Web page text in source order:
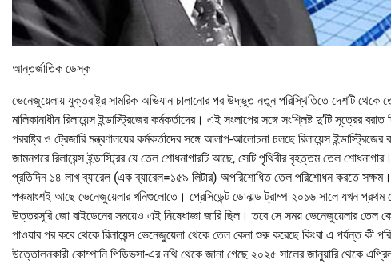
আন্তর্জাতিক ডেস্ক
ভেনেজুয়েলায় যুক্তরাষ্ট্র সামরিক অভিযান চালানোর পর উদ্ভুত নতুন পরিস্থিতিতে দেশটি থেকে
মালিকানাধীন রিলায়েন্স ইন্ডাস্ট্রিজের কর্মকর্তাদের। এই সংলাপের সঙ্গে সংশ্লিষ্ট দু’টি সূত্রের
পররাষ্ট্র ও ট্রেজারি মন্ত্রণালয়ের কর্মকর্তাদের সঙ্গে আলাপ-আলোচনা চলছে রিলায়েন্স
জামনগরে রিলায়েন্স ইন্ডাস্ট্রির যে তেল শোধনাগারটি আছে, সেটি পৃথিবীর বৃহত্তম তেল
প্রতিদিন ১৪ লাখ ব্যারেল (এক ব্যারেল=১৫৯ লিটার) অপরিশোধিত তেল পরিশোধন করতে
পঞ্চমাংশই আছে ভেনেজুয়েলার খনিগুলোতে। প্রেসিডেন্ট ডোনাল্ড ট্রাম্প ২০১৬ সালে যখন প্রথম
উত্তরসূরি জো বাইডেনের সময়েও এই নিষেধাজ্ঞা জারি ছিল। তবে সে সময় ভেনেজুয়েলার তেল
পাওয়ার পর কবে থেকে রিলায়েন্স ভেনেজুয়েলা থেকে তেল কেনা শুরু করেছে কিংবা এ পর্যন্ত কী
উত্তোলনকারী কোম্পানি পিডিভসা-এর নথি থেকে জানা গেছে ২০২৫ সালের জানুয়ারি থেকে